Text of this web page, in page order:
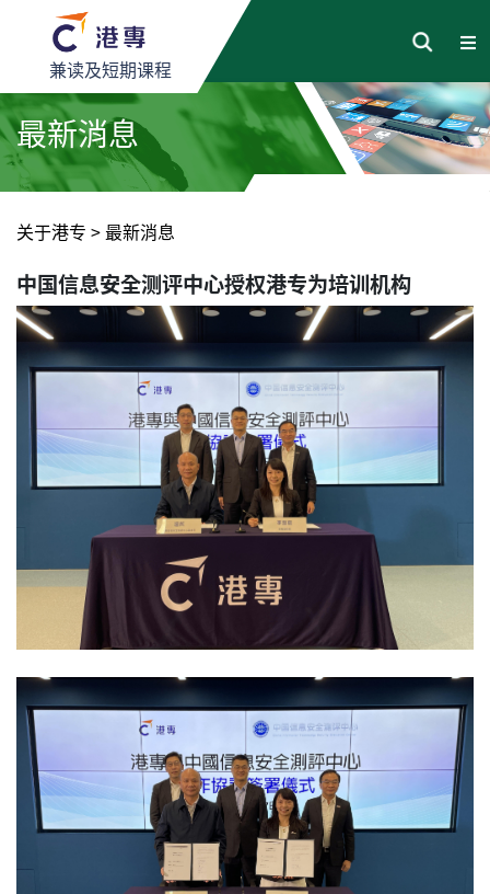
兼读及短期课程
最新消息
关于港专 > 最新消息
中国信息安全测评中心授权港专为培训机构